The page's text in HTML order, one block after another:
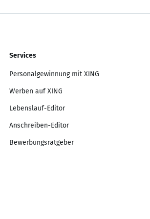
Services
Personalgewinnung mit XING
Werben auf XING
Lebenslauf-Editor
Anschreiben-Editor
Bewerbungsratgeber